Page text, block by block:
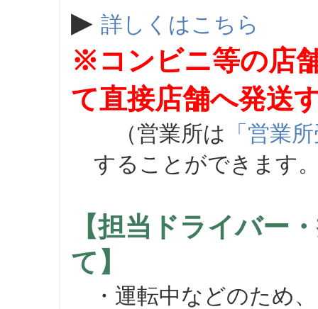
▶ 詳しくはこちら
※コンビニ等の店
て直接店舗へ発送
（営業所は 「営業
することができます
【担当ドライバー
て】
・運転中などのため